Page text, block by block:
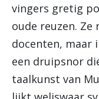
vingers gretig
oude reuzen.
docenten, maar
een druipsnor
taalkunst van